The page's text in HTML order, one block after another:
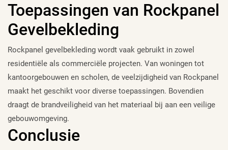
Toepassingen van Rockpanel
Gevelbekleding
Rockpanel gevelbekleding wordt vaak gebruikt in zowel
residentiële als commerciële projecten. Van woningen tot
kantoorgebouwen en scholen, de veelzijdigheid van Rockpanel
maakt het geschikt voor diverse toepassingen. Bovendien
draagt de brandveiligheid van het materiaal bij aan een veilige
gebouwomgeving.
Conclusie